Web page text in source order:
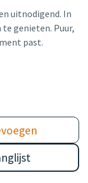
uitnodigend. In
genieten. Puur,
past.